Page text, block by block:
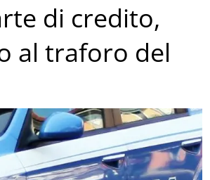
di credito,
al traforo del